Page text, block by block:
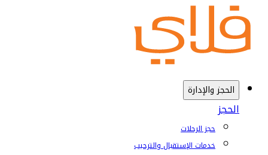
الحجز والإدارة
الحجز
حجز الرحلات
خدمات الإستقبال والترحيب